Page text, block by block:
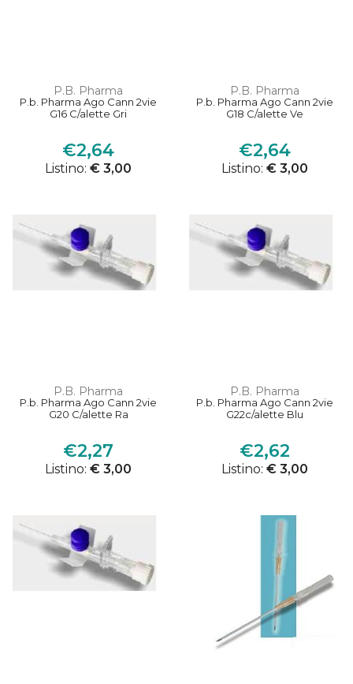
P.B. Pharma
P.b. Pharma Ago Cann 2vie
G16 C/alette Gri
€2,64
Listino: € 3,00
P.B. Pharma
P.b. Pharma Ago Cann 2vie
G18 C/alette Ve
€2,64
Listino: € 3,00
P.B. Pharma
P.b. Pharma Ago Cann 2vie
G20 C/alette Ra
€2,27
Listino: € 3,00
P.B. Pharma
P.b. Pharma Ago Cann 2vie
G22c/alette Blu
€2,62
Listino: € 3,00